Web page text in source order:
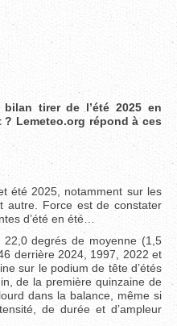
tirer de l’été 2025 en
Lemeteo.org répond à ces
été 2025, notamment sur les
autre. Force est de constater
d’été en été…
degrés de moyenne (1,5
derrière 2024, 1997, 2022 et
sur le podium de tête d’étés
de la première quinzaine de
dans la balance, même si
de durée et d’ampleur